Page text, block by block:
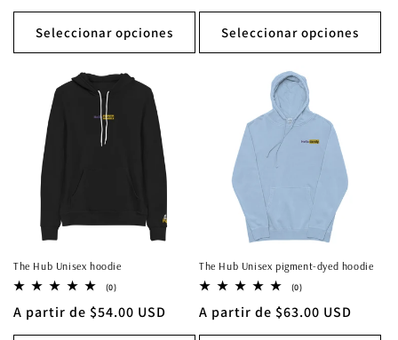
habitual
Seleccionar opciones
habitual
Seleccionar opciones
The Hub Unisex hoodie
(0)0
totales
Precio
habitual
A partir de $54.00 USD
The Hub Unisex pigment-dyed hoodie
(0)0
totales
Precio
habitual
A partir de $63.00 USD